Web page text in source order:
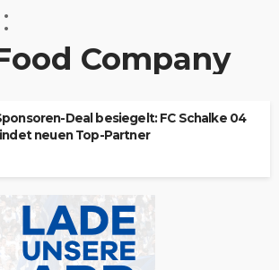
Company
Deal besiegelt: FC Schalke 04
neuen Top-Partner